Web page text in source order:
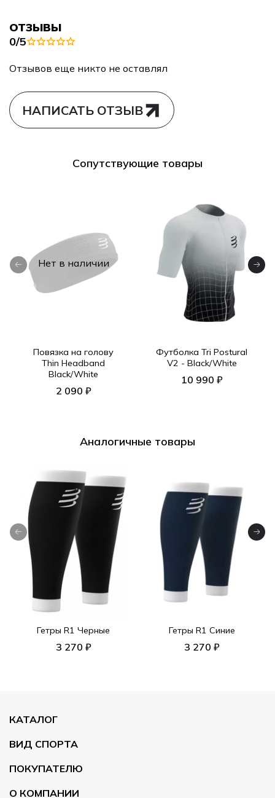
ОТЗЫВЫ
0/5
Отзывов еще никто не оставлял
НАПИСАТЬ ОТЗЫВ
Сопутствующие товары
Нет в наличии
Повязка на голову
Thin Headband
Black/White
2 090 ₽
Футболка Tri Postural
V2 - Black/White
10 990 ₽
Аналогичные товары
Гетры R1 Черные
3 270 ₽
Гетры R1 Синие
3 270 ₽
КАТАЛОГ
ВИД СПОРТА
ПОКУПАТЕЛЮ
О КОМПАНИИ